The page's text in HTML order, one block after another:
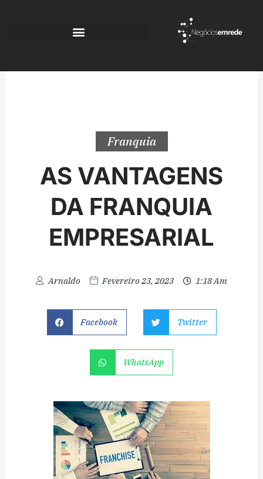
Franquia
AS VANTAGENS
DA FRANQUIA
EMPRESARIAL
Arnaldo Fevereiro 23, 2023 1:18 Am
Facebook Twitter
WhatsApp